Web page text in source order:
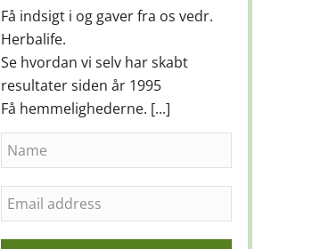
Få indsigt i og gaver fra os vedr.
Herbalife.
Se hvordan vi selv har skabt
resultater siden år 1995
Få hemmelighederne. [...]